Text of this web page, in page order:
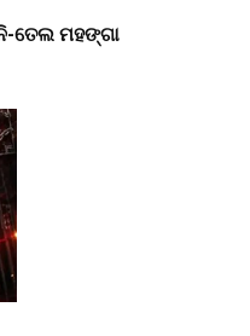
ତେଲ ମହଙ୍ଗା